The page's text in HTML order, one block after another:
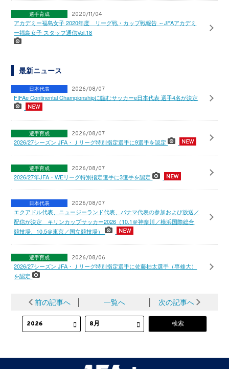
選手育成 2020/11/04
アカデミー福島女子 2020年度 リーグ戦・カップ戦報告 ～JFAアカデミ
ー福島女子 スタッフ通信Vol.18
最新ニュース
日本代表 2026/08/07
FIFAe Continental Championshipに臨むサッカーe日本代表 選手4名が決定
選手育成 2026/08/07
2026/27シーズン JFA・Ｊリーグ特別指定選手に9選手を認定
選手育成 2026/08/07
2026/27年JFA・WEリーグ特別指定選手に3選手を認定
日本代表 2026/08/07
エクアドル代表、ニュージーランド代表、パナマ代表の参加および放送／
配信が決定 キリンカップサッカー2026（10.1＠神奈川／横浜国際総合
競技場、10.5＠東京／国立競技場）
選手育成 2026/08/06
2026/27シーズン JFA・Ｊリーグ特別指定選手に佐藤柚太選手（専修大）
を認定
前の記事へ │ 一覧へ │ 次の記事へ